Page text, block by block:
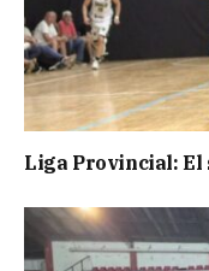
Liga Provincial: El